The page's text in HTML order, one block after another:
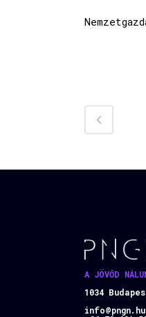
A JÖVŐD
1034
info@pngn.hu